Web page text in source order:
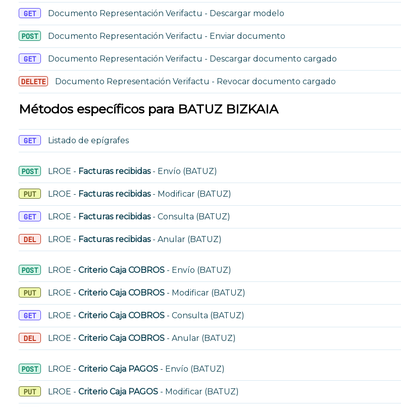
GET Documento Representación Verifactu - Descargar modelo
POST Documento Representación Verifactu - Enviar documento
GET Documento Representación Verifactu - Descargar documento cargado
DELETE Documento Representación Verifactu - Revocar documento cargado
Métodos específicos para BATUZ BIZKAIA
GET Listado de epígrafes
POST LROE - Facturas recibidas- Envío (BATUZ)
PUT LROE - Facturas recibidas- Modificar (BATUZ)
GET LROE - Facturas recibidas- Consulta (BATUZ)
DEL LROE - Facturas recibidas- Anular (BATUZ)
POST LROE - Criterio Caja COBROS - Envío (BATUZ)
PUT LROE - Criterio Caja COBROS - Modificar (BATUZ)
GET LROE - Criterio Caja COBROS - Consulta (BATUZ)
DEL LROE - Criterio Caja COBROS - Anular (BATUZ)
POST LROE - Criterio Caja PAGOS - Envío (BATUZ)
PUT LROE - Criterio Caja PAGOS - Modificar (BATUZ)